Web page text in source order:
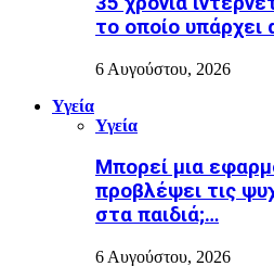
το οποίο υπάρχει
6 Αυγούστου, 2026
Υγεία
Υγεία
Μπορεί μια
προβλέψει τις
στα παιδιά;…
6 Αυγούστου, 2026